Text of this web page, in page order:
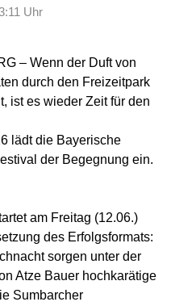
Uhr
– Wenn der Duft von
durch den Freizeitpark
ist es wieder Zeit für den
lädt die Bayerische
der Begegnung ein.
am Freitag (12.06.)
des Erfolgsformats:
sorgen unter der
Atze Bauer hochkarätige
Sumbarcher